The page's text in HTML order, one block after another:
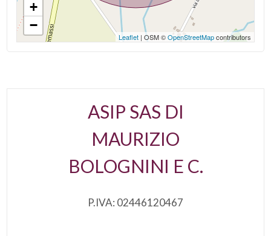
Infissi in legno
Persiane
+
−
Leaflet| OSM ©OpenStreetMapcontributors
ASIP SAS DI
MAURIZIO
BOLOGNINI E C.
P.IVA: 02446120467